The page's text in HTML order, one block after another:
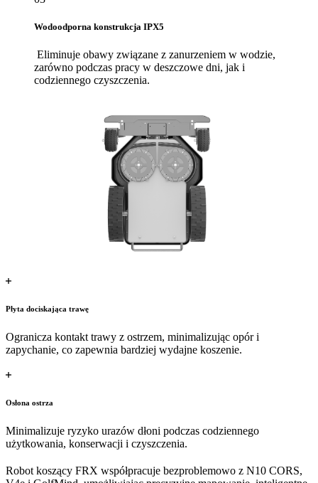
Wodoodporna konstrukcja IPX5
Eliminuje obawy związane z zanurzeniem w wodzie,
zarówno podczas pracy w deszczowe dni, jak i
codziennego czyszczenia.
Płyta dociskająca trawę
Ogranicza kontakt trawy z ostrzem, minimalizując opór i
zapychanie, co zapewnia bardziej wydajne koszenie.
Osłona ostrza
Minimalizuje ryzyko urazów dłoni podczas codziennego
użytkowania, konserwacji i czyszczenia.
Robot koszący FRX współpracuje bezproblemowo z N10 CORS,